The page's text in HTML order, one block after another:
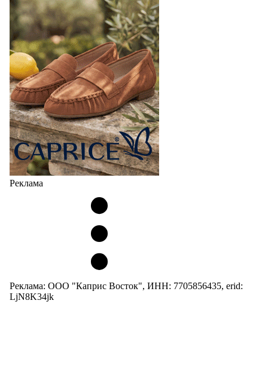
Реклама
Реклама: ООО "Каприс Восток", ИНН: 7705856435, erid:
LjN8K34jk